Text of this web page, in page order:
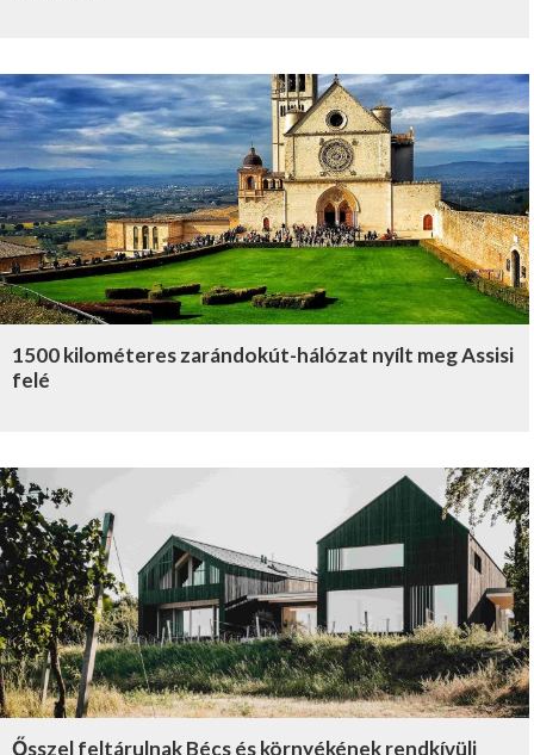
1500 kilométeres zarándokút-hálózat nyílt meg Assisi
felé
Ősszel feltárulnak Bécs és környékének rendkívüli